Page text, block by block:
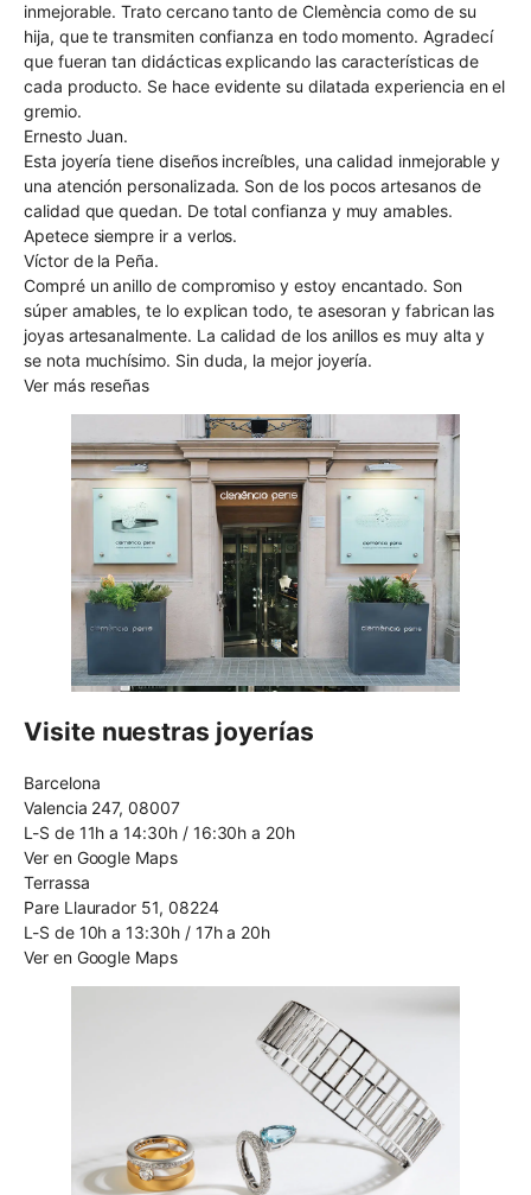
inmejorable. Trato cercano tanto de Clemència como de su
hija, que te transmiten confianza en todo momento. Agradecí
que fueran tan didácticas explicando las características de
cada producto. Se hace evidente su dilatada experiencia en el
gremio.
Ernesto Juan.
Esta joyería tiene diseños increíbles, una calidad inmejorable y
una atención personalizada. Son de los pocos artesanos de
calidad que quedan. De total confianza y muy amables.
Apetece siempre ir a verlos.
Víctor de la Peña.
Compré un anillo de compromiso y estoy encantado. Son
súper amables, te lo explican todo, te asesoran y fabrican las
joyas artesanalmente. La calidad de los anillos es muy alta y
se nota muchísimo. Sin duda, la mejor joyería.
Ver más reseñas
Visite nuestras joyerías
Barcelona
Valencia 247, 08007
L-S de 11h a 14:30h / 16:30h a 20h
Ver en Google Maps
Terrassa
Pare Llaurador 51, 08224
L-S de 10h a 13:30h / 17h a 20h
Ver en Google Maps